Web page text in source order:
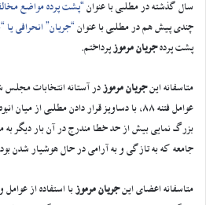
سال گذشته در مطلبی با عنوان “پشت پرده مواضع
چندی پیش هم در مطلبی با عنوان “جریان” انحرافی یا
پشت پردهجریان مرموز پرداختم.
متاسفانه اینجریان مرموز در آستانه انتخابات مجلس
عوامل فتنه 88، با دساویز قرار دادن مطلبی از
بزرگ نمایی بیش از حد خطا مندرج در آن بار دیگر
جامعه که به تازگی و به آرامی در حال هوشیار شدن
متاسفانه اعضای اینجریان مرموز با استفاده از